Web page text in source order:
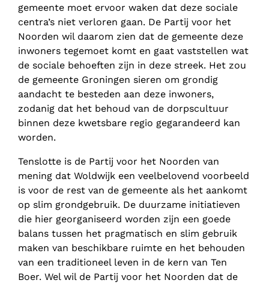
gemeente moet ervoor waken dat deze sociale
centra’s niet verloren gaan. De Partij voor het
Noorden wil daarom zien dat de gemeente deze
inwoners tegemoet komt en gaat vaststellen wat
de sociale behoeften zijn in deze streek. Het zou
de gemeente Groningen sieren om grondig
aandacht te besteden aan deze inwoners,
zodanig dat het behoud van de dorpscultuur
binnen deze kwetsbare regio gegarandeerd kan
worden.
Tenslotte is de Partij voor het Noorden van
mening dat Woldwijk een veelbelovend voorbeeld
is voor de rest van de gemeente als het aankomt
op slim grondgebruik. De duurzame initiatieven
die hier georganiseerd worden zijn een goede
balans tussen het pragmatisch en slim gebruik
maken van beschikbare ruimte en het behouden
van een traditioneel leven in de kern van Ten
Boer. Wel wil de Partij voor het Noorden dat de